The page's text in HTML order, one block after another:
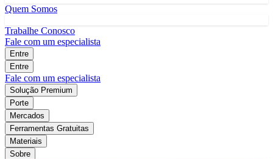
Quem Somos
Trabalhe Conosco
Fale com um especialista
Entre
Entre
Fale com um especialista
Solução Premium
Porte
Mercados
Ferramentas Gratuitas
Materiais
Sobre